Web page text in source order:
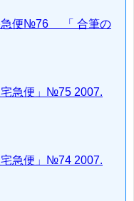
急便№76 「 合筆の
宅急便」№75 2007.
宅急便」№74 2007.